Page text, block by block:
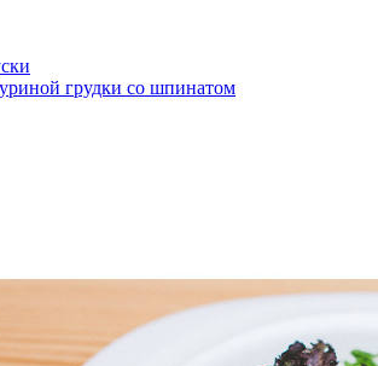
грудки со шпинатом